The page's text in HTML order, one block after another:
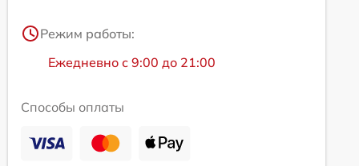
Режим работы:
Ежедневно с 9:00 до 21:00
Способы оплаты